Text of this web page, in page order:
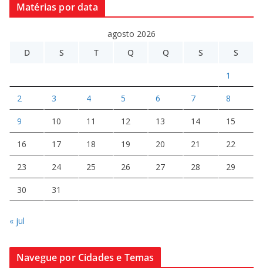
Matérias por data
agosto 2026
D
S T Q Q S S
1
2 3 4 5 6 7 8
9 10 11 12 13 14 15
16 17 18 19 20 21 22
23 24 25 26 27 28 29
30 31
« jul
Navegue por Cidades e Temas